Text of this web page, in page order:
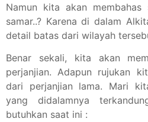
Namun kita akan membahas
samar..? Karena di dalam
detail batas dari wilayah
Benar sekali, kita akan
perjanjian. Adapun rujukan
dari perjanjian lama. Mari
yang didalamnya
butuhkan saat ini :